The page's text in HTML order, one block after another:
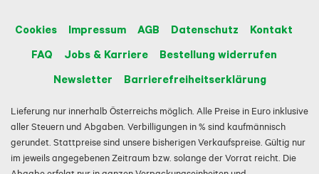
Cookies Impressum AGB Datenschutz
Kontakt
FAQ
Jobs & Karriere
Bestellung widerrufen
Newsletter
Barrierefreiheitserklärung
Lieferung nur innerhalb Österreichs möglich. Alle Preise in Euro inklusive
aller Steuern und Abgaben. Verbilligungen in % sind kaufmännisch
gerundet. Stattpreise sind unsere bisherigen Verkaufspreise. Gültig nur
im jeweils angegebenen Zeitraum bzw. solange der Vorrat reicht. Die